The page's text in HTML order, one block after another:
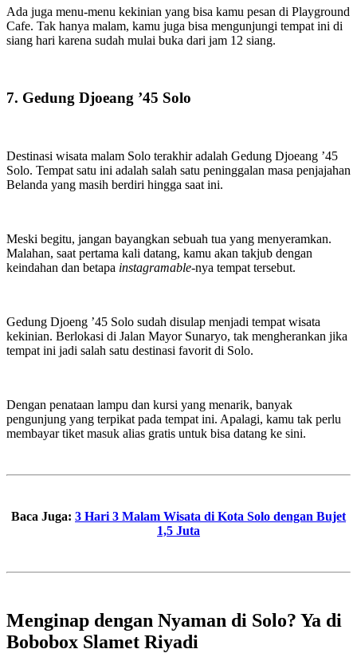
Ada juga menu-menu kekinian yang bisa kamu pesan di Playground
Cafe. Tak hanya malam, kamu juga bisa mengunjungi tempat ini di
siang hari karena sudah mulai buka dari jam 12 siang.
7. Gedung Djoeang ’45 Solo
Destinasi wisata malam Solo terakhir adalah Gedung Djoeang ’45
Solo. Tempat satu ini adalah salah satu peninggalan masa penjajahan
Belanda yang masih berdiri hingga saat ini.
Meski begitu, jangan bayangkan sebuah tua yang menyeramkan.
Malahan, saat pertama kali datang, kamu akan takjub dengan
keindahan dan betapa instagramable-nya tempat tersebut.
Gedung Djoeng ’45 Solo sudah disulap menjadi tempat wisata
kekinian. Berlokasi di Jalan Mayor Sunaryo, tak mengherankan jika
tempat ini jadi salah satu destinasi favorit di Solo.
Dengan penataan lampu dan kursi yang menarik, banyak
pengunjung yang terpikat pada tempat ini. Apalagi, kamu tak perlu
membayar tiket masuk alias gratis untuk bisa datang ke sini.
Baca Juga: 3 Hari 3 Malam Wisata di Kota Solo dengan Bujet
1,5 Juta
Menginap dengan Nyaman di Solo? Ya di
Bobobox Slamet Riyadi